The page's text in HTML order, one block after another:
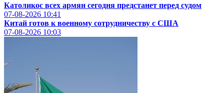
Католикос всех армян сегодня предстанет перед судом
07-08-2026 10:41
Китай готов к военному сотрудничеству с США
07-08-2026 10:03